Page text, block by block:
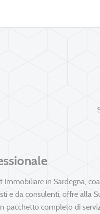
Immobiliare in Sardegna,
e da consulenti, offre alla
pacchetto completo di